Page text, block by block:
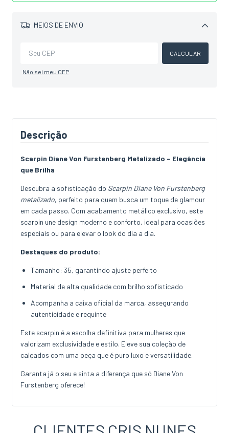
MEIOS DE ENVIO
Alterar CEP
CALCULAR
Não sei meu CEP
Descrição
Scarpin Diane Von Furstenberg Metalizado – Elegância
que Brilha
Descubra a sofisticação do Scarpin Diane Von Furstenberg
metalizado, perfeito para quem busca um toque de glamour
em cada passo. Com acabamento metálico exclusivo, este
scarpin une design moderno e conforto, ideal para ocasiões
especiais ou para elevar o look do dia a dia.
Destaques do produto:
Tamanho: 35, garantindo ajuste perfeito
Material de alta qualidade com brilho sofisticado
Acompanha a caixa oficial da marca, assegurando
autenticidade e requinte
Este scarpin é a escolha definitiva para mulheres que
valorizam exclusividade e estilo. Eleve sua coleção de
calçados com uma peça que é puro luxo e versatilidade.
Garanta já o seu e sinta a diferença que só Diane Von
Furstenberg oferece!